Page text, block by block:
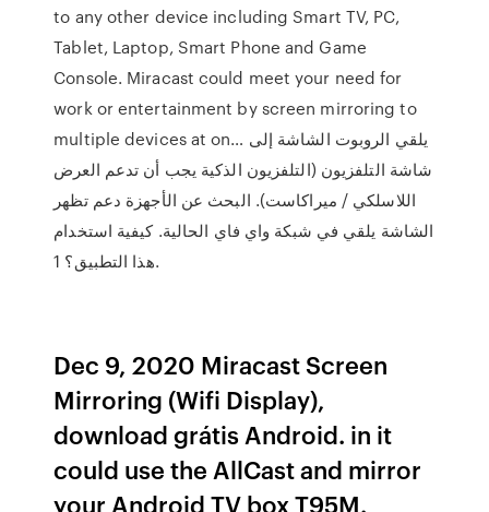
to any other device including Smart TV, PC,
Tablet, Laptop, Smart Phone and Game
Console. Miracast could meet your need for
work or entertainment by screen mirroring to
multiple devices at on… يلقي الروبوت الشاشة إلى
شاشة التلفزيون (التلفزيون الذكية يجب أن تدعم العرض
اللاسلكي / ميراكاست). البحث عن الأجهزة دعم تظهر
الشاشة يلقي في شبكة واي فاي الحالية. كيفية استخدام
هذا التطبيق؟ 1.
Dec 9, 2020 Miracast Screen
Mirroring (Wifi Display),
download grátis Android. in it
could use the AllCast and mirror
your Android TV box T95M.